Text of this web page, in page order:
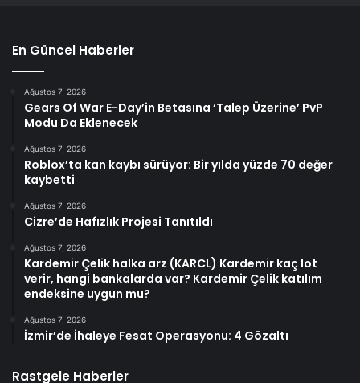
En Güncel Haberler
Ağustos 7, 2026
Gears Of War E-Day’in Betasına ‘Talep Üzerine’ PvP
Modu Da Eklenecek
Ağustos 7, 2026
Roblox’ta kan kaybı sürüyor: Bir yılda yüzde 70 değer
kaybetti
Ağustos 7, 2026
Cizre’de Hafızlık Projesi Tanıtıldı
Ağustos 7, 2026
Kardemir Çelik halka arz (KARCL) Kardemir kaç lot
verir, hangi bankalarda var? Kardemir Çelik katılım
endeksine uygun mu?
Ağustos 7, 2026
İzmir’de İhaleye Fesat Operasyonu: 4 Gözaltı
Rastgele Haberler